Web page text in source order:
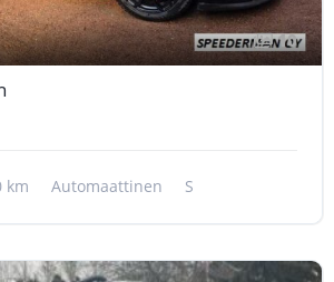
10
km Automaattinen S